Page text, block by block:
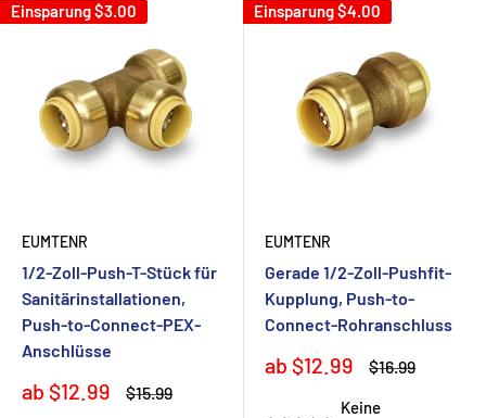
Einsparung$3.00
EUMTENR
1/2-Zoll-Push-T-Stück für
Sanitärinstallationen,
Push-to-Connect-PEX-
Anschlüsse
Sonderpreis
ab $12.99 Normalpreis
$15.99
Einsparung$4.00
EUMTENR
Gerade 1/2-Zoll-Pushfit-
Kupplung, Push-to-
Connect-Rohranschluss
Sonderpreis
ab $12.99 Normalpreis
$16.99
Keine